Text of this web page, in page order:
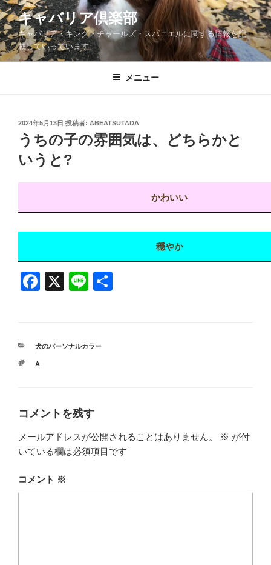
コ
ン
テ
ン
ツ
キャバリア倶楽部
キャバリア・キング・チャールズ・スパニエルに関する情報を記
載していっています。
メニュー
投
稿
日:
2024年5月13日 投稿者: ABEATSUTADA
うちの子の雰囲気は、どちらかと
いうと?
かわいい
穏やか
F
e
k
X
Li
カ
ゴ
犬のパーソナルカラー
タ
A
コメントを残す
メールアドレスが公開されることはありません。 ※ が付
いている欄は必須項目です
コメント ※